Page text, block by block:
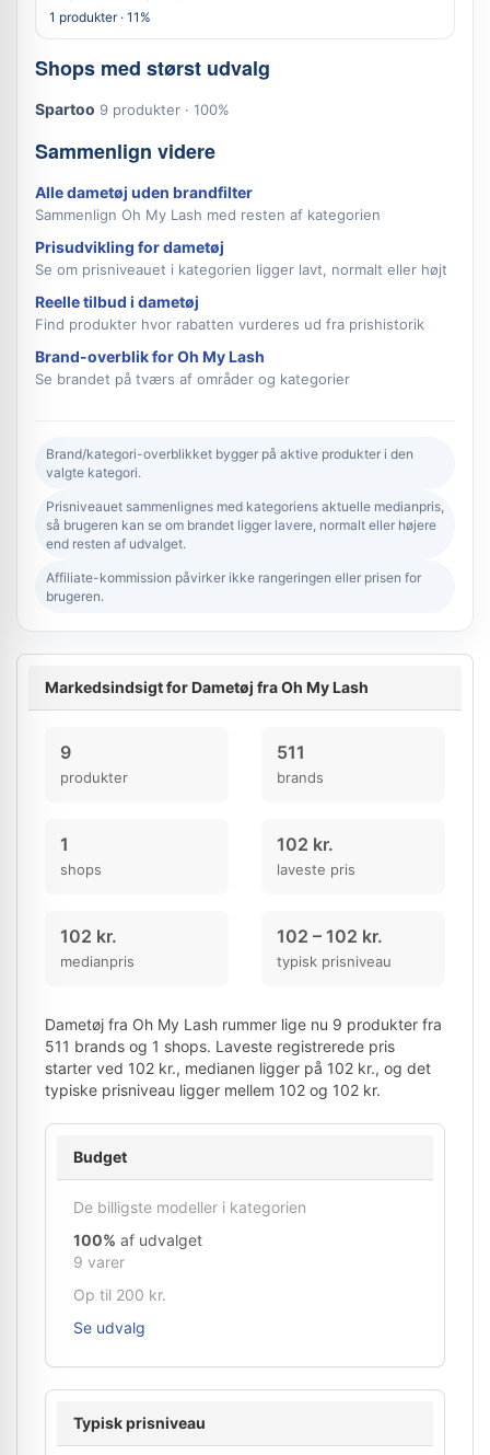
1 produkter · 11%
Shops med størst udvalg
Spartoo 9 produkter · 100%
Sammenlign videre
Alle dametøj uden brandfilter
Sammenlign Oh My Lash med resten af kategorien
Prisudvikling for dametøj
Se om prisniveauet i kategorien ligger lavt, normalt eller højt
Reelle tilbud i dametøj
Find produkter hvor rabatten vurderes ud fra prishistorik
Brand-overblik for Oh My Lash
Se brandet på tværs af områder og kategorier
Brand/kategori-overblikket bygger på aktive produkter i den
valgte kategori.
Prisniveauet sammenlignes med kategoriens aktuelle medianpris,
så brugeren kan se om brandet ligger lavere, normalt eller højere
end resten af udvalget.
Affiliate-kommission påvirker ikke rangeringen eller prisen for
brugeren.
Markedsindsigt for Dametøj fra Oh My Lash
9
produkter
511
brands
1
shops
102 kr.
laveste pris
102 kr.
medianpris
102 – 102 kr.
typisk prisniveau
Dametøj fra Oh My Lash rummer lige nu 9 produkter fra
511 brands og 1 shops. Laveste registrerede pris
starter ved 102 kr., medianen ligger på 102 kr., og det
typiske prisniveau ligger mellem 102 og 102 kr.
Budget
De billigste modeller i kategorien
100% af udvalget
9 varer
Op til 200 kr.
Se udvalg
Typisk prisniveau